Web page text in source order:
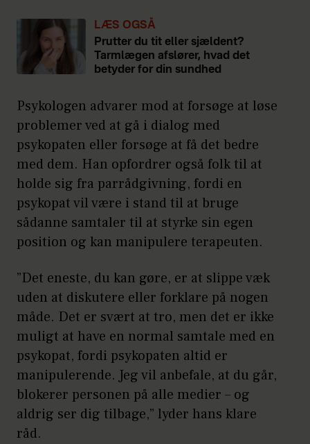
LÆS OGSÅ
Prutter du tit eller sjældent?
Tarmlægen afslører, hvad det
betyder for din sundhed
Psykologen advarer mod at forsøge at løse
problemer ved at gå i dialog med
psykopaten eller forsøge at få det bedre
med dem. Han opfordrer også folk til at
holde sig fra parrådgivning, fordi en
psykopat vil være i stand til at bruge
sådanne samtaler til at styrke sin egen
position og kan manipulere terapeuten.
”Det eneste, du kan gøre, er at slippe væk
uden at diskutere eller forklare på nogen
måde. Det er svært at tro, men det er ikke
muligt at have en normal samtale med en
psykopat, fordi psykopaten altid er
manipulerende. Jeg vil anbefale, at du går,
blokerer personen på alle medier – og
aldrig ser dig tilbage,” lyder hans klare
råd.